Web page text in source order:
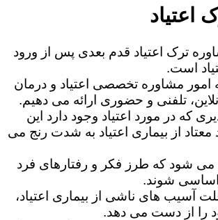
اعتیاد
ترک اعتیاد قدم بعدی پس از ورود
است.
امور مشاوره تخصصی اعتیاد و درمان
تلفنی و حضوری ارائه می دهیم.
که در مورد اعتیاد وجود دارد این
از بیماری اعتیاد به شدت رنج می
می شود که طرز فکر و رفتارهای فرد
اساسی شوند.
آسیب های ناشی از بیماری اعتیاد،
را از دست می دهد.